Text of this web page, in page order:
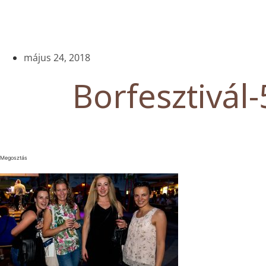
május 24, 2018
Megosztás